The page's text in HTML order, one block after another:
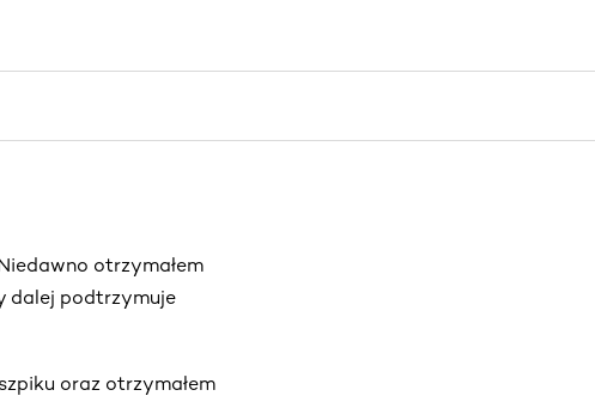
otrzymałem
dalej podtrzymuje
oraz otrzymałem